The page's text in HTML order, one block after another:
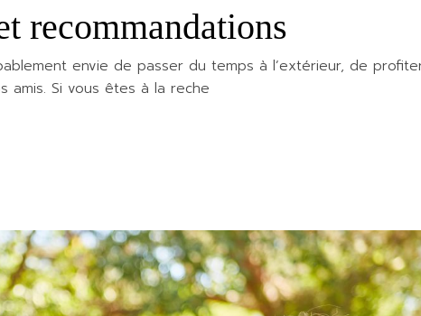
recommandations
envie de passer du temps à l’extérieur, de
amis. Si vous êtes à la reche